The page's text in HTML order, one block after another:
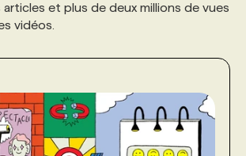
articles et plus de deux millions de vues
vidéos.